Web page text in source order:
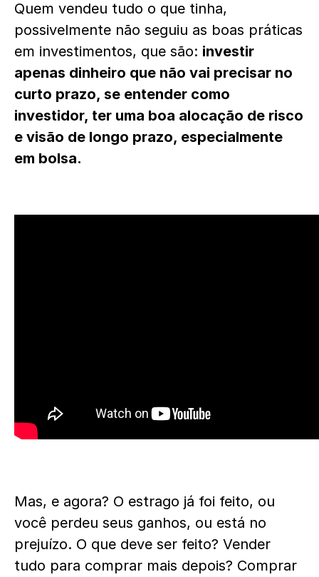
Quem vendeu tudo o que tinha,
possivelmente não seguiu as boas práticas
em investimentos, que são: investir
apenas dinheiro que não vai precisar no
curto prazo, se entender como
investidor, ter uma boa alocação de risco
e visão de longo prazo, especialmente
em bolsa.
Mas, e agora? O estrago já foi feito, ou
você perdeu seus ganhos, ou está no
prejuízo. O que deve ser feito? Vender
tudo para comprar mais depois? Comprar